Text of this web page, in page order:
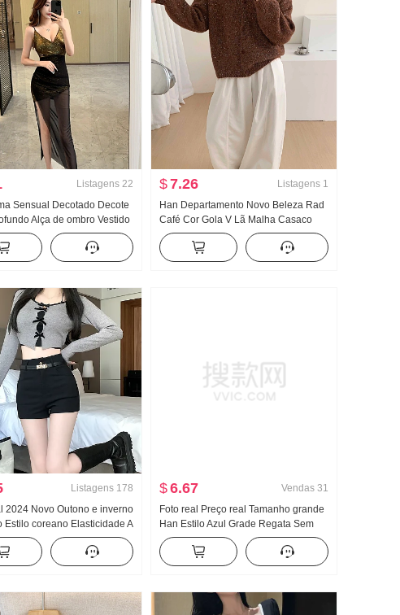
Listagens 22
Sensual Decotado Decote
Alça de ombro Vestido
Elegância Abertura lateral
Vestido longo Vestido de
$7.26 Listagens 1
Han Departamento Novo Beleza Rad
Café Cor Gola V Lã Malha Casaco
feminino Inverno Aquecimento Solto
Manga longa Cardigã Top
Listagens 178
2024 Novo Outono e inverno
Estilo coreano Elasticidade A
Largura Pernas curtas Calças
Cintura alta Efeito
Uso externo Calças
$6.67 Vendas 31
Foto real Preço real Tamanho grande
Han Estilo Azul Grade Regata Sem
mangas Colete Top Feminino Forrado
com lã espesso Casual Guardas com
capuz